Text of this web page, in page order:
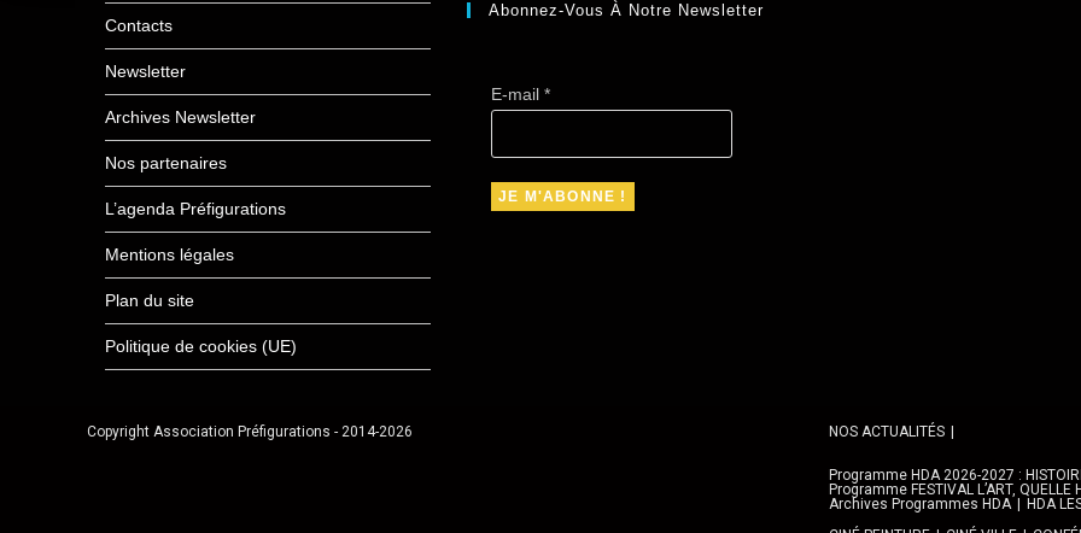
Contacts
Newsletter
Archives Newsletter
Nos partenaires
L’agenda Préfigurations
Mentions légales
Plan du site
Politique de cookies (UE)
Abonnez-Vous À Notre Newsletter
E-mail *
NOS ACTUALITÉS
Programme HDA 2026-2027 :
Programme FESTIVAL L’ART,
Archives Programmes HDA
HDA
Copyright Association Préfigurations - 2014-2026